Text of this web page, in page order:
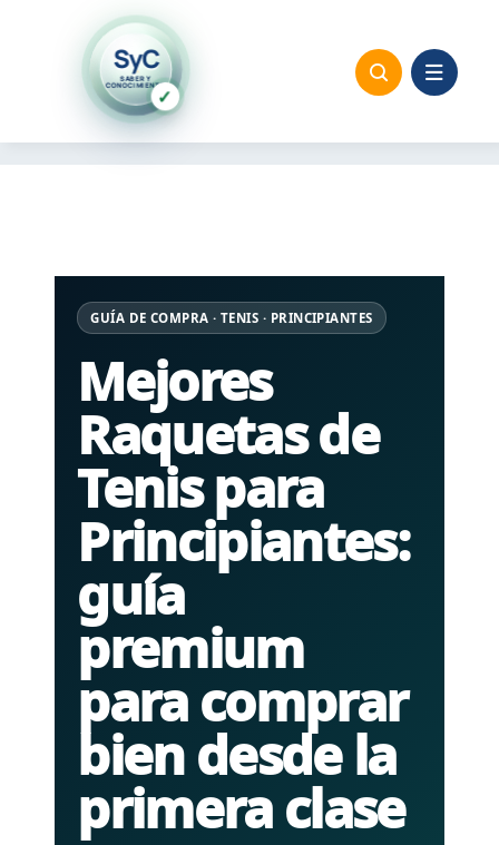
contenido
SyC
SABER Y
CONOCIMIENTO✓
GUÍA DE COMPRA · TENIS · PRINCIPIANTES
Mejores
Raquetas de
Tenis para
Principiantes:
guía
premium
para comprar
bien desde la
primera clase